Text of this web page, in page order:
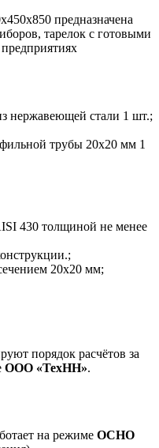
предназначена
тарелок с готовыми
нержавеющей стали 1 шт.;
трубы 20х20 мм 1
430 толщиной не менее
20х20 мм;
порядок расчётов за
ООО «ТехНН».
на режиме ОСНО